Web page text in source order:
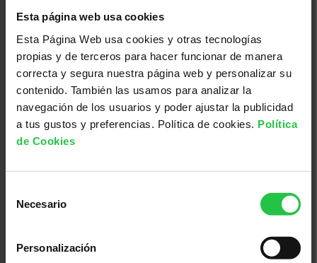
Esta página web usa cookies
Esta Página Web usa cookies y otras tecnologías
propias y de terceros para hacer funcionar de manera
correcta y segura nuestra página web y personalizar su
contenido. También las usamos para analizar la
navegación de los usuarios y poder ajustar la publicidad
a tus gustos y preferencias. Política de cookies. Política
de Cookies
Necesario
Personalización
Pamboliada Solidària - Maria de la
Salut
13/08/2026